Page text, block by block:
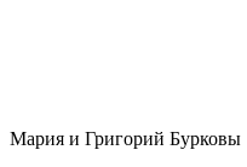
Мария и Григорий Бурковы